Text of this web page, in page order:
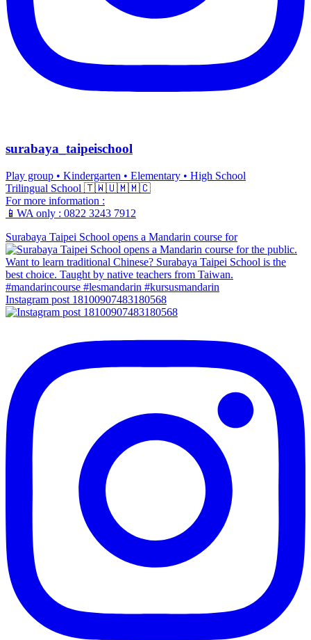
surabaya_taipeischool
Play group • Kindergarten • Elementary • High School
Trilingual School 🇹🇼🇺🇲🇲🇨
For more information :
📱WA only : 0822 3243 7912
Surabaya Taipei School opens a Mandarin course for
Instagram post 18100907483180568